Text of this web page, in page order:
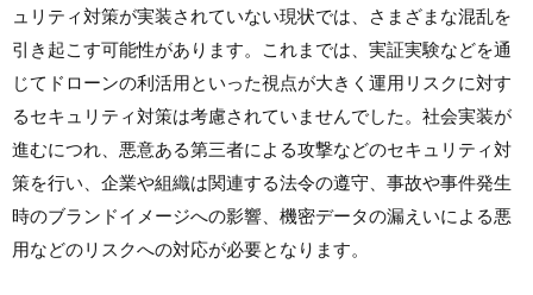
ュリティ対策が実装されていない現状では、さまざまな混乱を
引き起こす可能性があります。これまでは、実証実験などを通
じてドローンの利活用といった視点が大きく運用リスクに対す
るセキュリティ対策は考慮されていませんでした。社会実装が
進むにつれ、悪意ある第三者による攻撃などのセキュリティ対
策を行い、企業や組織は関連する法令の遵守、事故や事件発生
時のブランドイメージへの影響、機密データの漏えいによる悪
用などのリスクへの対応が必要となります。